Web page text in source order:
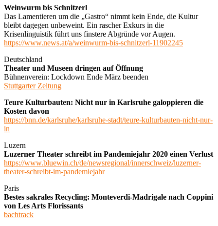
Weinwurm bis Schnitzerl
Das Lamentieren um die „Gastro“ nimmt kein Ende, die Kultur
bleibt dagegen unbeweint. Ein rascher Exkurs in die
Krisenlinguistik führt uns finstere Abgründe vor Augen.
https://www.news.at/a/weinwurm-bis-schnitzerl-11902245
Deutschland
Theater und Museen dringen auf Öffnung
Bühnenverein: Lockdown Ende März beenden
Stuttgarter Zeitung
Teure Kulturbauten: Nicht nur in Karlsruhe galoppieren die
Kosten davon
https://bnn.de/karlsruhe/karlsruhe-stadt/teure-kulturbauten-nicht-nur-
in
Luzern
Luzerner Theater schreibt im Pandemiejahr 2020 einen Verlust
https://www.bluewin.ch/de/newsregional/innerschweiz/luzerner-
theater-schreibt-im-pandemiejahr
Paris
Bestes sakrales Recycling: Monteverdi-Madrigale nach Coppini
von Les Arts Florissants
bachtrack